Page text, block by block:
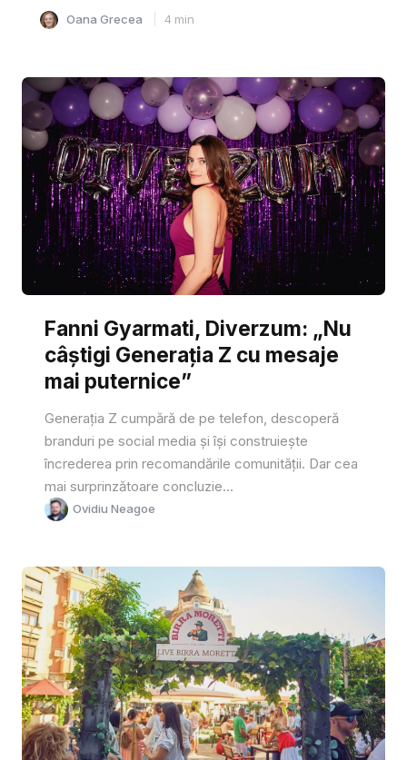
Oana Grecea 4 min
Fanni Gyarmati, Diverzum: „Nu
câștigi Generația Z cu mesaje
mai puternice”
Generația Z cumpără de pe telefon, descoperă
branduri pe social media și își construiește
încrederea prin recomandările comunității. Dar cea
mai surprinzătoare concluzie...
Ovidiu Neagoe